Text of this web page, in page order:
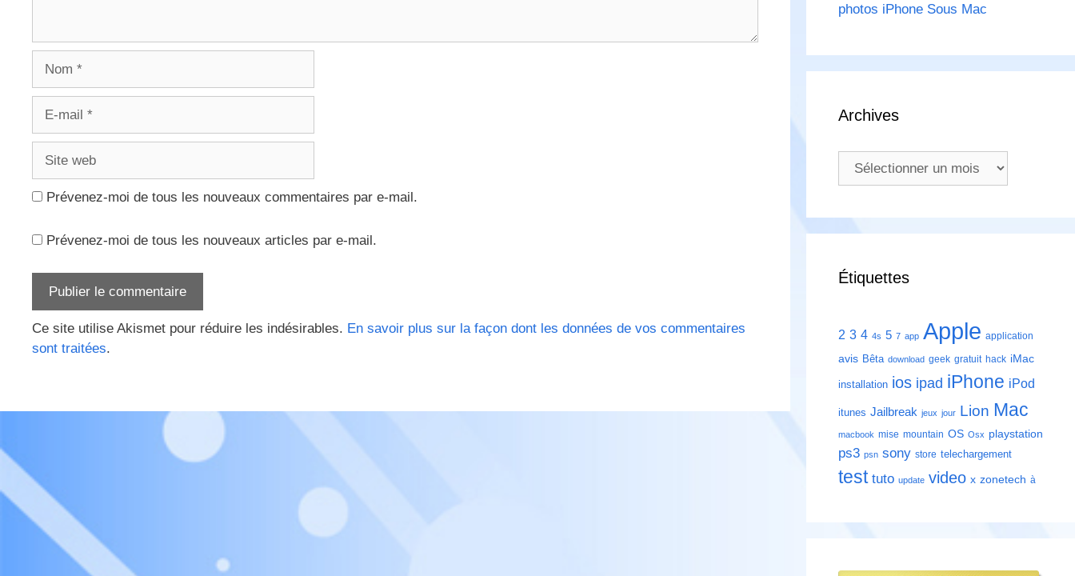
Prévenez-moi de tous les nouveaux commentaires par e-mail.
Prévenez-moi de tous les nouveaux articles par e-mail.
Ce site utilise Akismet pour réduire les indésirables. En savoir plus sur la façon dont les données de vos commentaires
sont traitées.
photos iPhone Sous Mac
Archives
Archives
Étiquettes
2 3 4 4s 5 7 app Apple application
avis Bêta download geek gratuit hack iMac
installation ios ipad iPhone iPod
itunes Jailbreak jeux jour Lion Mac
macbook mise mountain OS Osx playstation
ps3 psn sony store telechargement
test tuto update video x zonetech à